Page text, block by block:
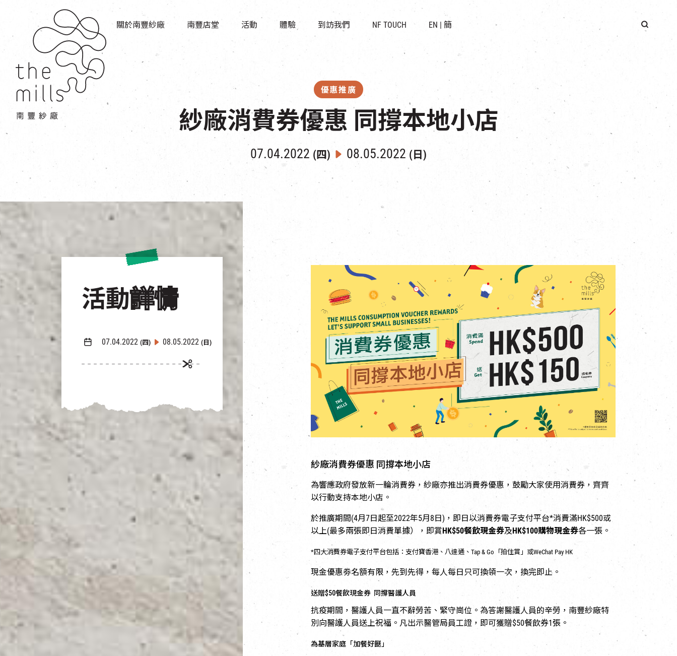
關於南豐紗廠
傳承與歷史
願景
媒體中心
南豐店堂
商店
活動
所有活動
世界之約
體驗
走進南豐紗廠
CHAT六廠
到訪我們
開放時間及位置
穿梭巴士服務
NF TOUCH EN | 簡
優惠推廣
紗廠消費券優惠 同撐本地小店
07.04.2022 (四) 08.05.2022 (日)
活動詳情
07.04.2022 (四) 08.05.2022 (日)
紗廠消費券優惠 同撐本地小店
為響應政府發放新一輪消費券，紗廠亦推出消費券優惠，鼓勵大家使用消費券，齊齊
以行動支持本地小店。
於推廣期間(4月7日起至2022年5月8日)，即日以消費券電子支付平台*消費滿HK$500或
以上(最多兩張即日消費單據），即賞 HK$50餐飲現金券及 HK$100購物現金券各一張。
*四大消費券電子支付平台包括：支付寶香港、八達通、Tap & Go「拍住賞」或WeChat Pay HK
現金優惠劵名額有限，先到先得，每人每日只可換領一次，換完即止。
送贈$50餐飲現金券 同撐醫護人員
抗疫期間，醫護人員一直不辭勞苦、緊守崗位。為答謝醫護人員的辛勞，南豐紗廠特
別向醫護人員送上祝福。凡出示醫管局員工證，即可獲贈$50餐飲券1張。
為基層家庭「加餐好餸」